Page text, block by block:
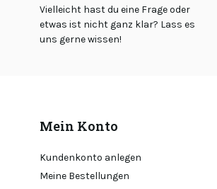
Vielleicht hast du eine Frage oder
etwas ist nicht ganz klar? Lass es
uns gerne wissen!
Mein Konto
Kundenkonto anlegen
Meine Bestellungen